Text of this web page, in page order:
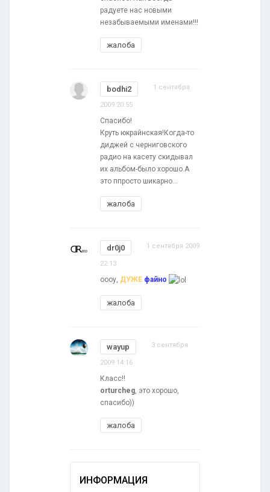
радуете нас новыми
незабываемыми именами!!!
жалоба
bodhi2 1 сентября
2009 20:55
Спасибо!
Круть юкрайнская!Когда-то
диджей с черниговского
радио на касету скидывал
их альбом-было хорошо.А
это ппросто шикарно...
жалоба
dr0j0 1 сентября 2009
22:13
оооу, ДУЖЕ файно
жалоба
wayup 3 сентября
2009 14:16
Класс!!
orturcheg, это хорошо,
спасибо))
жалоба
ИНФОРМАЦИЯ